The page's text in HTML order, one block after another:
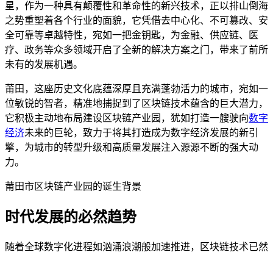
星，作为一种具有颠覆性和革命性的新兴技术，正以排山倒海
之势重塑着各个行业的面貌，它凭借去中心化、不可篡改、安
全可靠等卓越特性，宛如一把金钥匙，为金融、供应链、医
疗、政务等众多领域开启了全新的解决方案之门，带来了前所
未有的发展机遇。
莆田，这座历史文化底蕴深厚且充满蓬勃活力的城市，宛如一
位敏锐的智者，精准地捕捉到了区块链技术蕴含的巨大潜力，
它积极主动地布局建设区块链产业园，犹如打造一艘驶向数字
经济未来的巨轮，致力于将其打造成为数字经济发展的新引
擎，为城市的转型升级和高质量发展注入源源不断的强大动
力。
莆田市区块链产业园的诞生背景
时代发展的必然趋势
随着全球数字化进程如汹涌浪潮般加速推进，区块链技术已然